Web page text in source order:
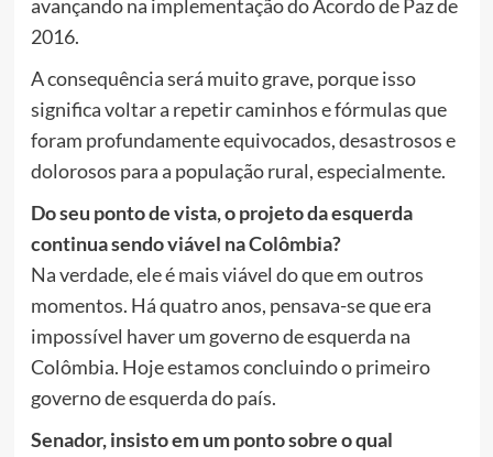
avançando na implementação do Acordo de Paz de
2016.
A consequência será muito grave, porque isso
significa voltar a repetir caminhos e fórmulas que
foram profundamente equivocados, desastrosos e
dolorosos para a população rural, especialmente.
Do seu ponto de vista, o projeto da esquerda
continua sendo viável na Colômbia?
Na verdade, ele é mais viável do que em outros
momentos. Há quatro anos, pensava-se que era
impossível haver um governo de esquerda na
Colômbia. Hoje estamos concluindo o primeiro
governo de esquerda do país.
Senador, insisto em um ponto sobre o qual